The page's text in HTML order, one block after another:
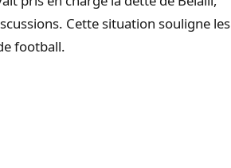
Cette situation souligne les
football.